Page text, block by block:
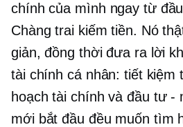
chính của mình ngay từ
Chàng trai kiếm tiền. Nó
giản, đồng thời đưa ra lời
tài chính cá nhân: tiết kiệm
hoạch tài chính và đầu tư
mới bắt đầu đều muốn tìm